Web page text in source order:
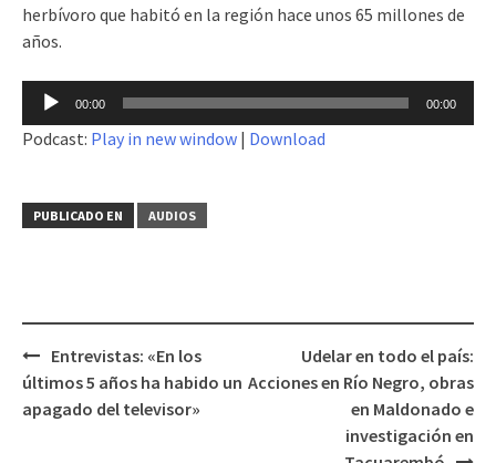
herbívoro que habitó en la región hace unos 65 millones de
años.
Reproductor
audio
00:00 00:00
Podcast: Play in new window | Download
PUBLICADO EN AUDIOS
Navegación
de
entradas
Entrevistas: «En los
últimos 5 años ha habido un
apagado del televisor»
Udelar en todo el país:
Acciones en Río Negro, obras
en Maldonado e
investigación en